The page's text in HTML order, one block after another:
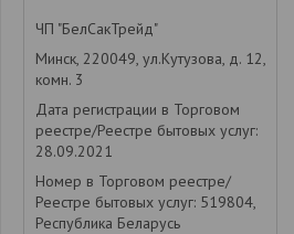
ЧП "БелСакТрейд"
Минск, 220049, ул.Кутузова, д. 12,
комн. 3
Дата регистрации в Торговом
реестре/Реестре бытовых услуг:
28.09.2021
Номер в Торговом реестре/
Реестре бытовых услуг: 519804,
Республика Беларусь